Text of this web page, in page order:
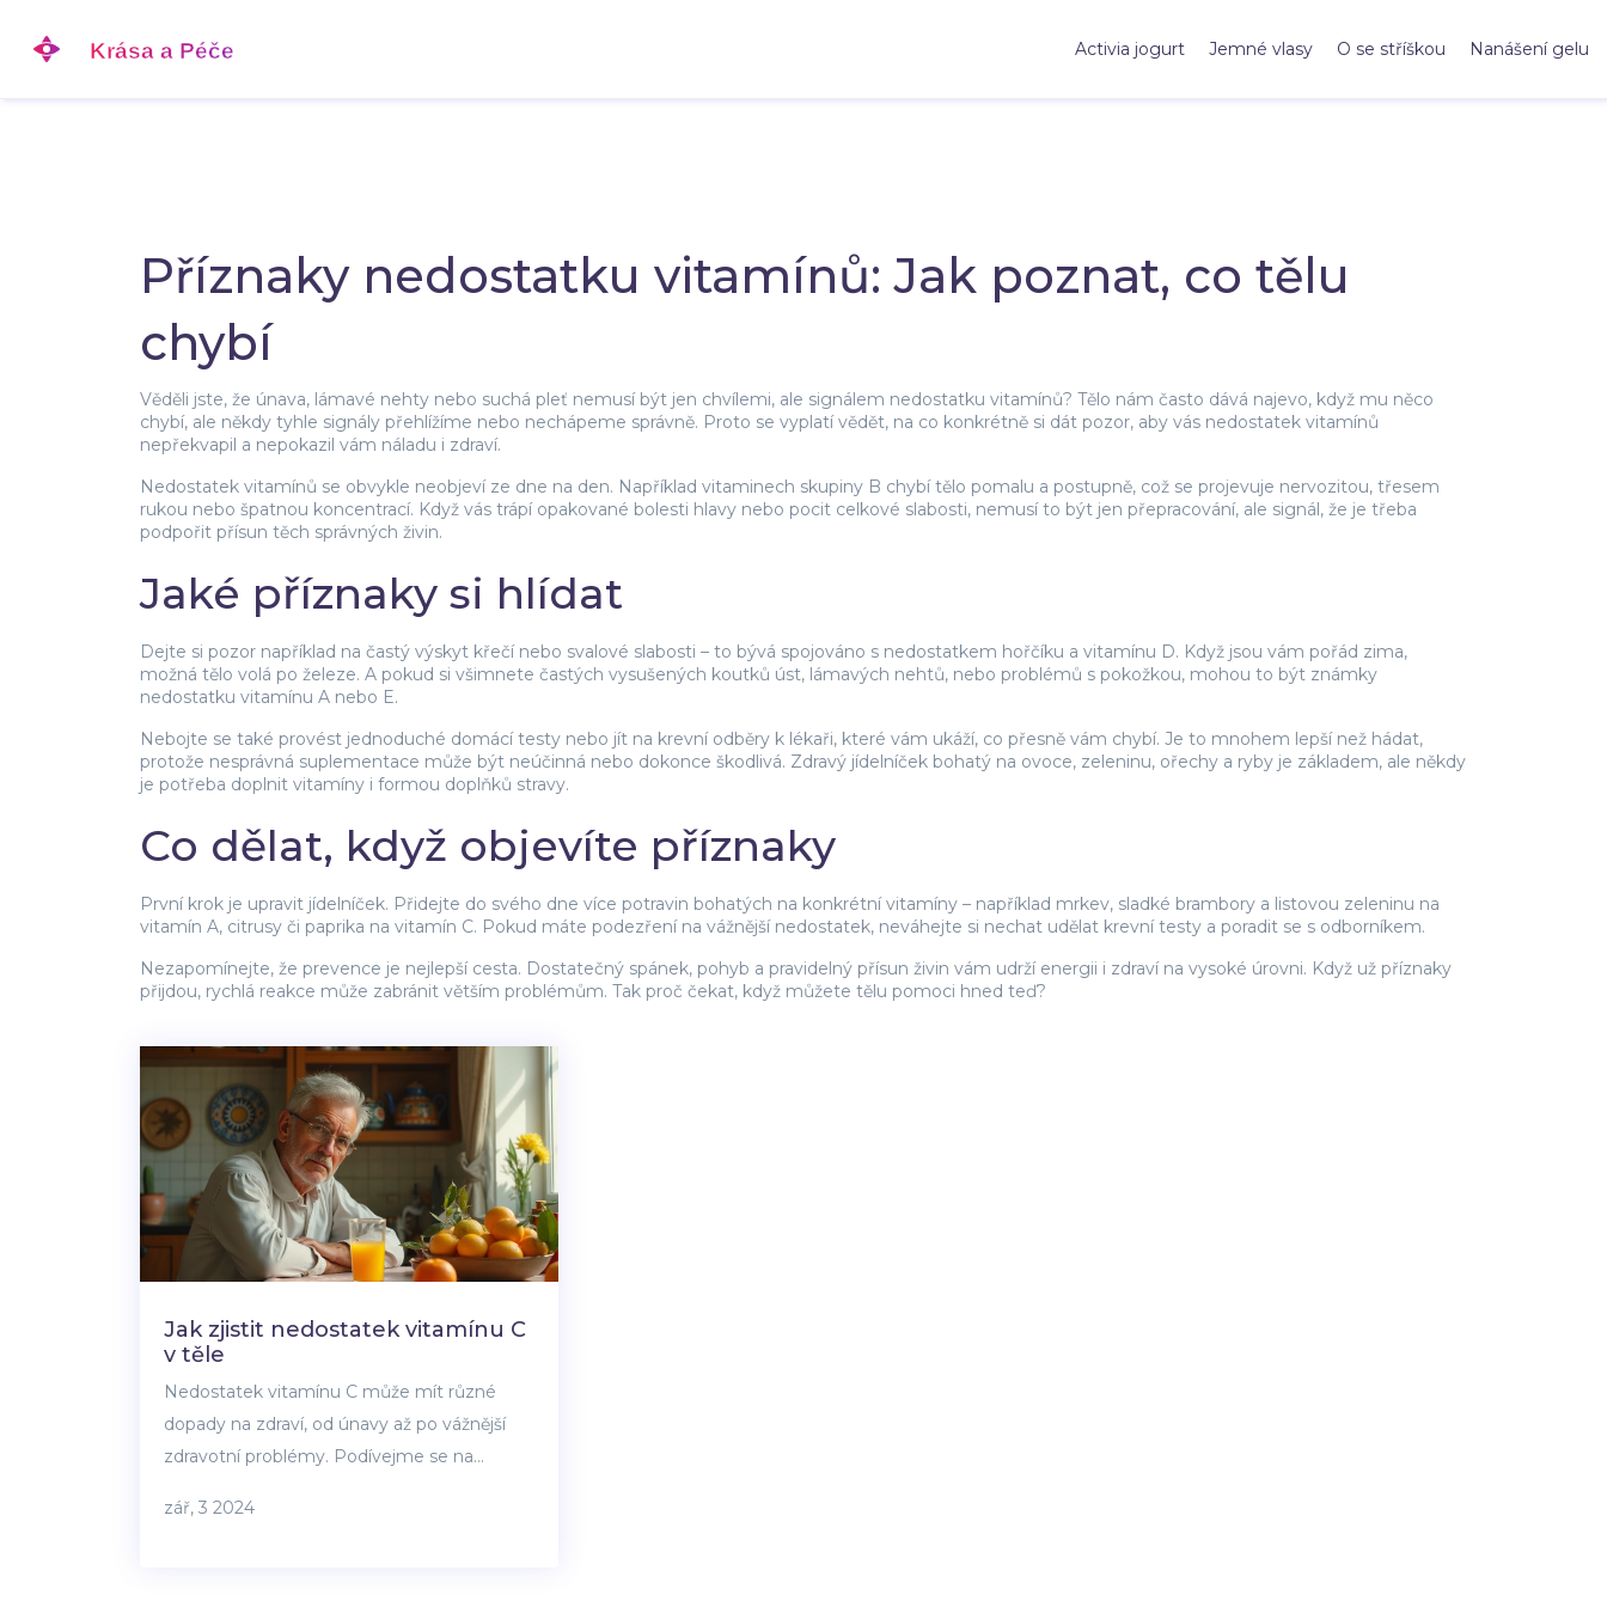
Activia jogurt Jemné vlasy O se stříškou Nanášení gelu
Příznaky nedostatku vitamínů: Jak poznat, co tělu
chybí
Věděli jste, že únava, lámavé nehty nebo suchá pleť nemusí být jen chvílemi, ale signálem nedostatku vitamínů? Tělo nám často dává najevo, když mu něco
chybí, ale někdy tyhle signály přehlížíme nebo nechápeme správně. Proto se vyplatí vědět, na co konkrétně si dát pozor, aby vás nedostatek vitamínů
nepřekvapil a nepokazil vám náladu i zdraví.
Nedostatek vitamínů se obvykle neobjeví ze dne na den. Například vitaminech skupiny B chybí tělo pomalu a postupně, což se projevuje nervozitou, třesem
rukou nebo špatnou koncentrací. Když vás trápí opakované bolesti hlavy nebo pocit celkové slabosti, nemusí to být jen přepracování, ale signál, že je třeba
podpořit přísun těch správných živin.
Jaké příznaky si hlídat
Dejte si pozor například na častý výskyt křečí nebo svalové slabosti – to bývá spojováno s nedostatkem hořčíku a vitamínu D. Když jsou vám pořád zima,
možná tělo volá po železe. A pokud si všimnete častých vysušených koutků úst, lámavých nehtů, nebo problémů s pokožkou, mohou to být známky
nedostatku vitamínu A nebo E.
Nebojte se také provést jednoduché domácí testy nebo jít na krevní odběry k lékaři, které vám ukáží, co přesně vám chybí. Je to mnohem lepší než hádat,
protože nesprávná suplementace může být neúčinná nebo dokonce škodlivá. Zdravý jídelníček bohatý na ovoce, zeleninu, ořechy a ryby je základem, ale někdy
je potřeba doplnit vitamíny i formou doplňků stravy.
Co dělat, když objevíte příznaky
První krok je upravit jídelníček. Přidejte do svého dne více potravin bohatých na konkrétní vitamíny – například mrkev, sladké brambory a listovou zeleninu na
vitamín A, citrusy či paprika na vitamín C. Pokud máte podezření na vážnější nedostatek, neváhejte si nechat udělat krevní testy a poradit se s odborníkem.
Nezapomínejte, že prevence je nejlepší cesta. Dostatečný spánek, pohyb a pravidelný přísun živin vám udrží energii i zdraví na vysoké úrovni. Když už příznaky
přijdou, rychlá reakce může zabránit větším problémům. Tak proč čekat, když můžete tělu pomoci hned teď?
Jak zjistit nedostatek vitamínu C
v těle
Nedostatek vitamínu C může mít různé
dopady na zdraví, od únavy až po vážnější
zdravotní problémy. Podívejme se na
které vám mohou pomoci udržet si zdravou
zář, 3 2024